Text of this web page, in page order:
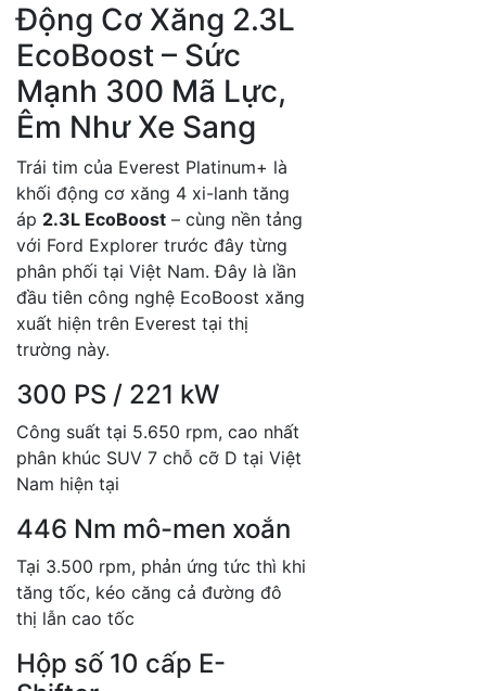
Động Cơ Xăng 2.3L
EcoBoost – Sức
Mạnh 300 Mã Lực,
Êm Như Xe Sang
Trái tim của Everest Platinum+ là
khối động cơ xăng 4 xi-lanh tăng
áp 2.3L EcoBoost – cùng nền tảng
với Ford Explorer trước đây từng
phân phối tại Việt Nam. Đây là lần
đầu tiên công nghệ EcoBoost xăng
xuất hiện trên Everest tại thị
trường này.
300 PS / 221 kW
Công suất tại 5.650 rpm, cao nhất
phân khúc SUV 7 chỗ cỡ D tại Việt
Nam hiện tại
446 Nm mô-men xoắn
Tại 3.500 rpm, phản ứng tức thì khi
tăng tốc, kéo căng cả đường đô
thị lẫn cao tốc
Hộp số 10 cấp E-